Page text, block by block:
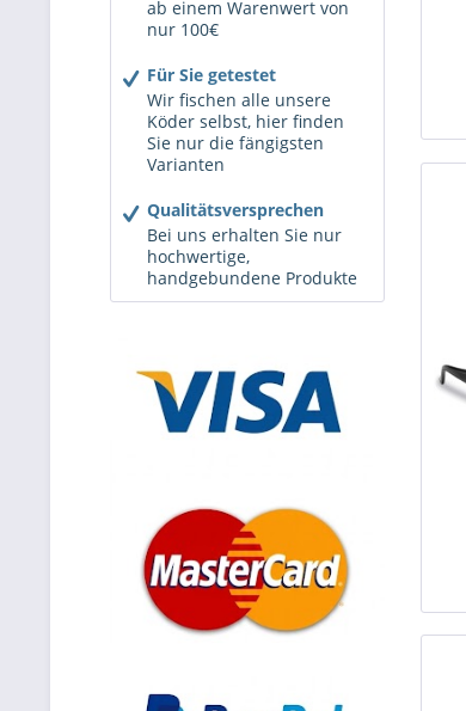
ab einem Warenwert von
nur 100€
Für Sie getestet
Wir fischen alle unsere
Köder selbst, hier finden
Sie nur die fängigsten
Varianten
Qualitätsversprechen
Bei uns erhalten Sie nur
hochwertige,
handgebundene Produkte